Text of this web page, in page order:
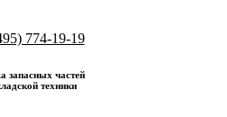
774-19-19
запасных частей
техники